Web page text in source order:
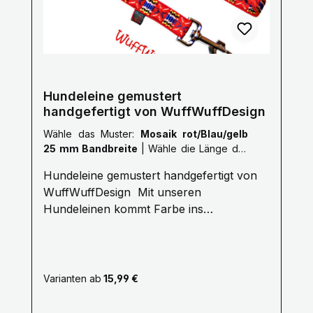
fertigen wir auch nach deinen Wünschen
auf Anfrage.Kontaktiere uns Hier! Mail:
info@wuffwuffdesign.de Phone: 0711-
Hundeleine gemustert
handgefertigt von WuffWuffDesign
Wähle das Muster: Mosaik rot/Blau/gelb
25 mm Bandbreite
Hundeleine gemustert handgefertigt von
WuffWuffDesign Mit unseren
Hundeleinen kommt Farbe ins
Hundeleinen sind aus reißfestem,
gefertigt, farbecht und mehrfach
Varianten ab 15,99 €